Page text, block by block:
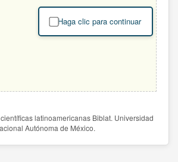
Haga clic para continuar
latinoamericanas Biblat. Universidad
Autónoma de México.